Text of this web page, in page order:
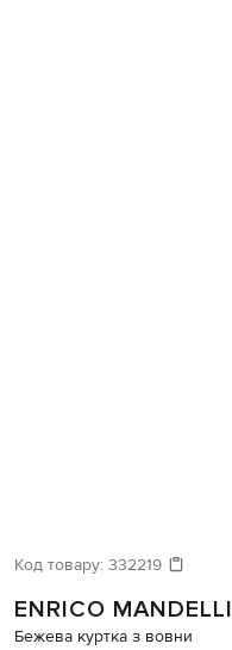
Код товару: 332219
ENRICO MANDELLI
Бежева куртка з вовни